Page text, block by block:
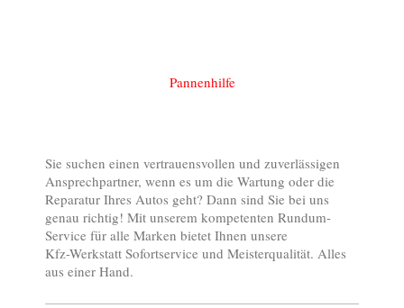
Pannenhilfe
Sie suchen einen vertrauensvollen und zuverlässigen
Ansprechpartner, wenn es um die Wartung oder die
Reparatur Ihres Autos geht? Dann sind Sie bei uns
genau richtig! Mit unserem kompetenten Rundum-
Service für alle Marken bietet Ihnen unsere
Kfz-Werkstatt Sofortservice und Meisterqualität. Alles
aus einer Hand.